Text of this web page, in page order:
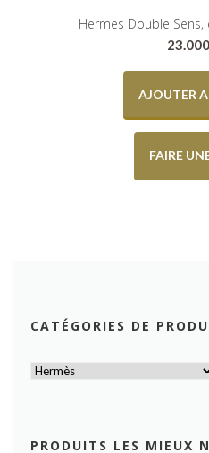
Hermes Double
AJOUTER
FAIRE
CATÉGORIES DE
PRODUITS LES MIEUX